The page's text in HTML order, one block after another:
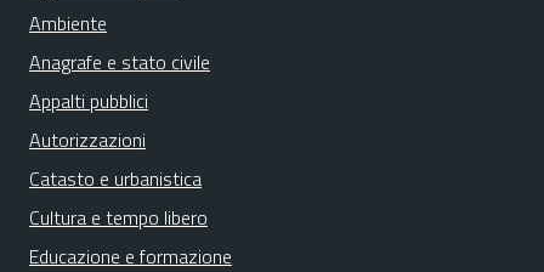
Ambiente
Anagrafe e stato civile
Appalti pubblici
Autorizzazioni
Catasto e urbanistica
Cultura e tempo libero
Educazione e formazione